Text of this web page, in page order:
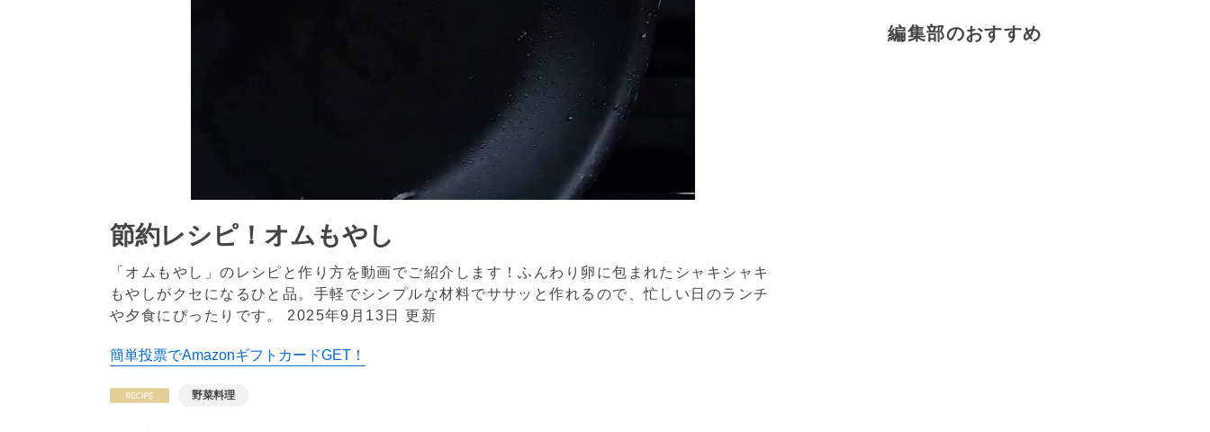
節約レシピ！オムもやし
「オムもやし」のレシピと作り方を動画でご紹介します！ふんわり卵に包まれたシャキシャキ
もやしがクセになるひと品。手軽でシンプルな材料でササッと作れるので、忙しい日のランチ
や夕食にぴったりです。 2025年9月13日 更新
簡単投票でAmazonギフトカードGET！
野菜料理
編集部のおすすめ